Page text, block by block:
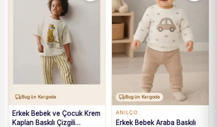
Bugün Kargoda
Erkek Bebek ve Çocuk Krem
Kaplan Baskılı Çizgili
Bugün Kargoda
ANILÇO
Erkek Bebek Araba Baskılı